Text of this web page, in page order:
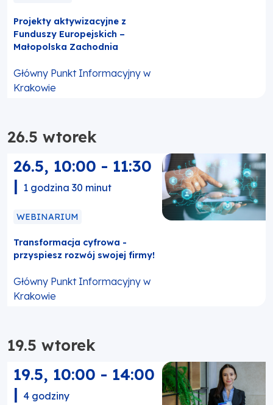
Projekty aktywizacyjne z
Funduszy Europejskich –
Małopolska Zachodnia
Główny Punkt Informacyjny w
Krakowie
26.5 wtorek
26.5, 10:00 - 11:30
| 1 godzina 30 minut
WEBINARIUM
Transformacja cyfrowa -
przyspiesz rozwój swojej firmy!
Główny Punkt Informacyjny w
Krakowie
19.5 wtorek
19.5, 10:00 - 14:00
| 4 godziny